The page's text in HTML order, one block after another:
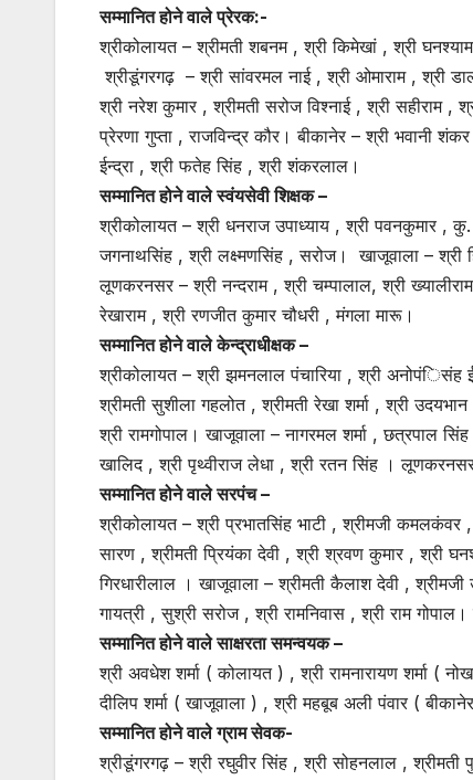
सम्मानित होने वाले प्रेरक:-
श्रीकोलायत – श्रीमती शबनम , श्री किमेखां , श्री
श्रीडूंगरगढ़ – श्री सांवरमल नाई , श्री ओमाराम , श्री
श्री नरेश कुमार , श्रीमती सरोज विश्नाई , श्री सहीराम ,
प्रेरणा गुप्ता , राजविन्द्र कौर। बीकानेर – श्री भवानी
ईन्द्रा , श्री फतेह सिंह , श्री शंकरलाल।
सम्मानित होने वाले स्वंयसेवी शिक्षक –
श्रीकोलायत – श्री धनराज उपाध्याय , श्री पवनकुमार ,
जगनाथसिंह , श्री लक्ष्मणसिंह , सरोज। खाजूवाला – श्री
लूणकरनसर – श्री नन्दराम , श्री चम्पालाल, श्री
रेखाराम , श्री रणजीत कुमार चौधरी , मंगला मारू।
सम्मानित होने वाले केन्द्राधीक्षक –
श्रीकोलायत – श्री झमनलाल पंचारिया , श्री अनोपंिसंह
श्रीमती सुशीला गहलोत , श्रीमती रेखा शर्मा , श्री
श्री रामगोपाल। खाजूवाला – नागरमल शर्मा , छत्रपाल
खालिद , श्री पृथ्वीराज लेधा , श्री रतन सिंह ।
सम्मानित होने वाले सरपंच –
श्रीकोलायत – श्री प्रभातसिंह भाटी , श्रीमजी कमलकंवर
सारण , श्रीमती प्रियंका देवी , श्री श्रवण कुमार , श्री
गिरधारीलाल । खाजूवाला – श्रीमती कैलाश देवी ,
गायत्री , सुश्री सरोज , श्री रामनिवास , श्री राम
सम्मानित होने वाले साक्षरता समन्वयक –
श्री अवधेश शर्मा ( कोलायत ) , श्री रामनारायण शर्मा
दीलिप शर्मा ( खाजूवाला ) , श्री महबूब अली पंवार (
सम्मानित होने वाले ग्राम सेवक-
श्रीडूंगरगढ़ – श्री रघुवीर सिंह , श्री सोहनलाल , श्रीमती